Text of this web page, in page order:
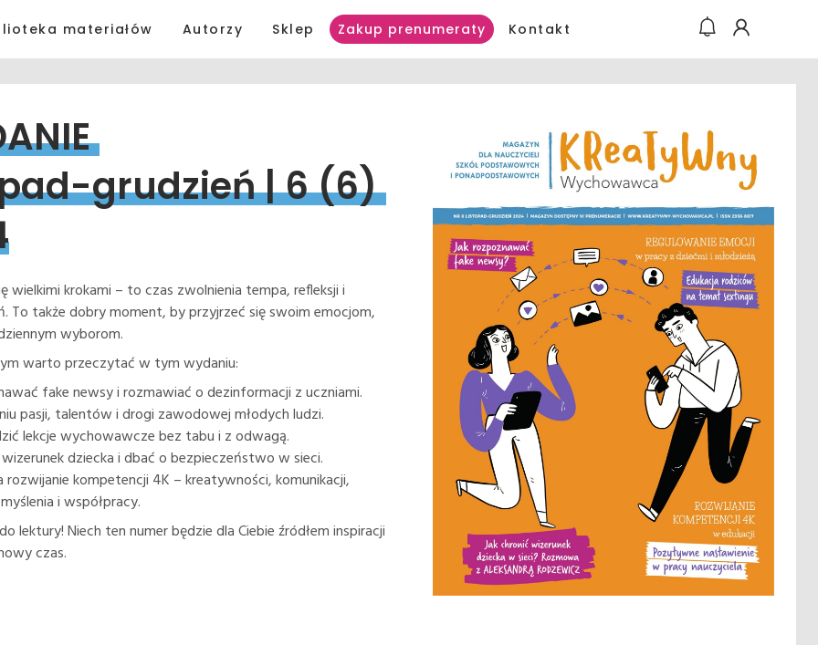
materiałów Autorzy Sklep Zakup prenumeraty Kontakt
grudzień | 6 (6)
wielkimi krokami – to czas zwolnienia tempa, refleksji i
To także dobry moment, by przyjrzeć się swoim emocjom,
wyborom.
warto przeczytać w tym wydaniu:
fake newsy i rozmawiać o dezinformacji z uczniami.
pasji, talentów i drogi zawodowej młodych ludzi.
lekcje wychowawcze bez tabu i z odwagą.
dziecka i dbać o bezpieczeństwo w sieci.
rozwijanie kompetencji 4K – kreatywności, komunikacji,
i współpracy.
lektury! Niech ten numer będzie dla Ciebie źródłem inspiracji
czas.